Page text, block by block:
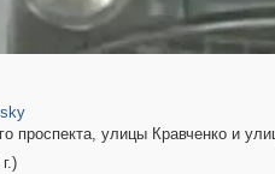
проспекта, улицы Кравченко и